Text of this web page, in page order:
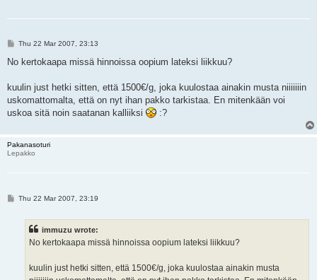
P
s
Thu 22 Mar 2007, 23:13
No kertokaapa missä hinnoissa oopium lateksi liikkuu?
kuulin just hetki sitten, että 1500€/g, joka kuulostaa ainakin musta niiiiiiin
uskomattomalta, että on nyt ihan pakko tarkistaa. En mitenkään voi
uskoa sitä noin saatanan kalliiksi
:?
Pakanasoturi
Lepakko
PThu 22 Mar 2007, 23:19
immuzu wrote:
No kertokaapa missä hinnoissa oopium lateksi liikkuu?
kuulin just hetki sitten, että 1500€/g, joka kuulostaa ainakin musta